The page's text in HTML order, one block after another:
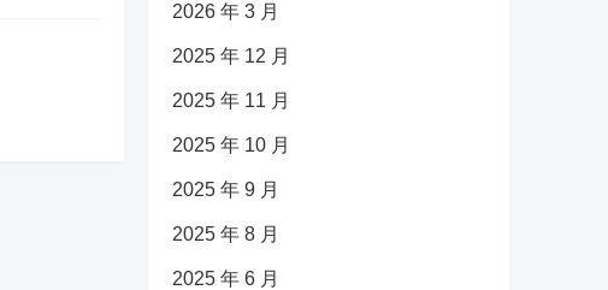
2026 年 3 月
2025 年 12 月
2025 年 11 月
2025 年 10 月
2025 年 9 月
2025 年 8 月
2025 年 6 月